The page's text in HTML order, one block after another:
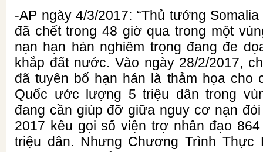
-AP ngày 4/3/2017: “Thủ tướng
đã chết trong 48 giờ qua trong một
nạn hạn hán nghiêm trọng đang đe
khắp đất nước. Vào ngày 28/2/2017,
đã tuyên bố hạn hán là thảm họa cho
Quốc ước lượng 5 triệu dân trong
đang cần giúp đỡ giữa nguy cơ nạn
2017 kêu gọi số viện trợ nhân đạo
triệu dân. Nhưng Chương Trình Thực